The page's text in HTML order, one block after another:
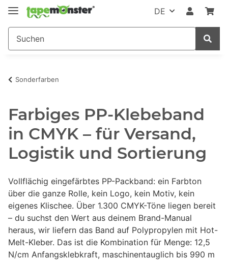
DE
Sonderfarben
Farbiges PP-Klebeband
in CMYK – für Versand,
Logistik und Sortierung
Vollflächig eingefärbtes PP-Packband: ein Farbton
über die ganze Rolle, kein Logo, kein Motiv, kein
eigenes Klischee. Über 1.300 CMYK-Töne liegen bereit
– du suchst den Wert aus deinem Brand-Manual
heraus, wir liefern das Band auf Polypropylen mit Hot-
Melt-Kleber. Das ist die Kombination für Menge: 12,5
N/cm Anfangsklebkraft, maschinentauglich bis 990 m